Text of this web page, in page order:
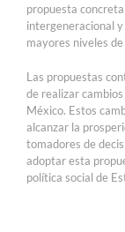
propuesta
intergeneracional
mayores niveles
Las propuestas
de realizar
México. Estos
alcanzar la
tomadores de
adoptar esta
política social de